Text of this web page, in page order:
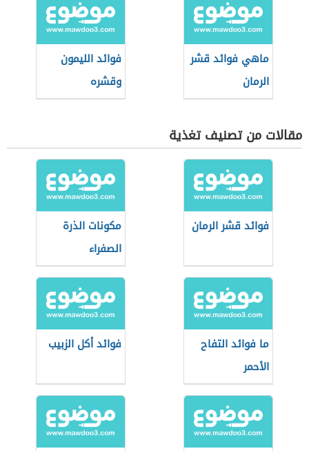
ماهي فوائد قشر
الرمان
فوائد الليمون
وقشره
مقالات من تصنيف تغذية
فوائد قشر الرمان
مكونات الذرة
الصفراء
ما فوائد التفاح
الأحمر
فوائد أكل الزبيب